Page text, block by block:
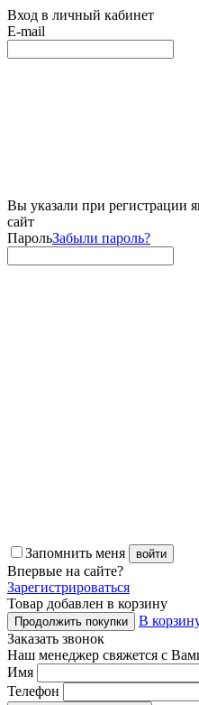
Вход в личный кабинет
E-mail
Вы указали при регистрации
сайт
ПарольЗабыли пароль?
Запомнить меня войти
Впервые на сайте?
Зарегистрироваться
Товар добавлен в корзину
Продолжить покупки
В
Заказать звонок
Наш менеджер свяжется с
Имя
Телефон